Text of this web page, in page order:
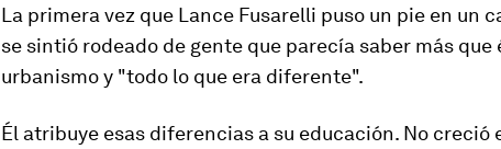
La primera vez que Lance Fusarelli puso un pie en un
se sintió rodeado de gente que parecía saber más que
urbanismo y "todo lo que era diferente".
Él atribuye esas diferencias a su educación. No creció